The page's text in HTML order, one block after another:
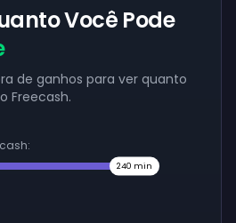
Você Pode
de ganhos para ver quanto
Freecash.
240 min